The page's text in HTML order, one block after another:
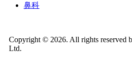
鼻科
Copyright © 2026. All rights reserved
Ltd.